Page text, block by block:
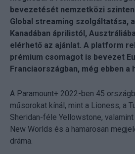
bevezetését nemzetközi
Global streaming szolgáltatása,
Kanadában áprilistól,
elérhető az ajánlat. A platform
prémium csomagot is bevezet
Franciaországban, még ebben a
A Paramount+ 2022-ben 45
műsorokat kínál, mint a Lioness, a
Sheridan-féle Yellowstone, valamint
New Worlds és a hamarosan
dráma.